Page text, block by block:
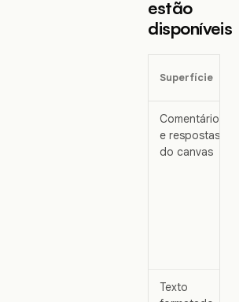
estão
disponíveis
Superfície
Comentários
e respostas
do canvas
Texto